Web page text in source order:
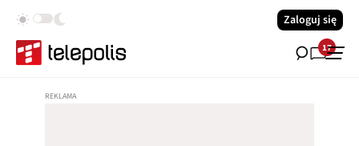
Zaloguj się
17